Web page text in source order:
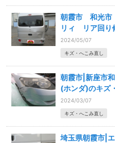
朝霞市 和光
リィ リア回り
2024/05/07
キズ・へこみ直し
朝霞市|新座市
(ホンダ)のキズ
2024/03/07
キズ・へこみ直し
埼玉県朝霞市|